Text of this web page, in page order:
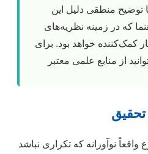
توضیح منطقی دلیل این
که در زمینه نظریه‌های
کمک‌کننده خواهد بود. برای
از منابع علمی معتبر
نوآورانه که تکراری نباشد